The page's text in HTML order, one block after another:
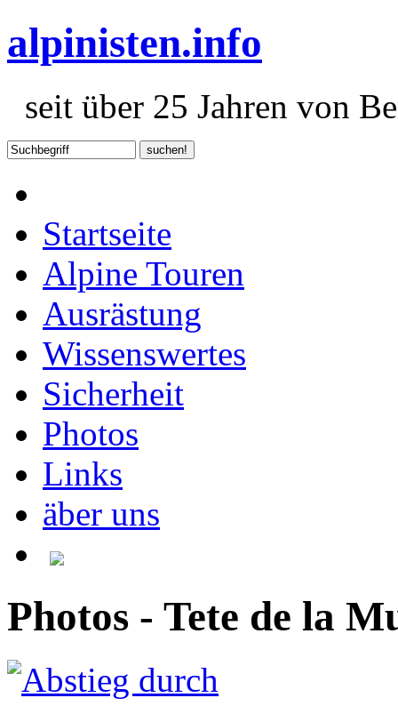
alpinisten.info
seit über 25 Jahren von
Startseite
Alpine Touren
Ausrästung
Wissenswertes
Sicherheit
Photos
Links
äber uns
Photos - Tete de la